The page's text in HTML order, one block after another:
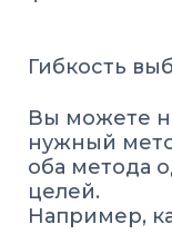
Гибкость
Вы можете
нужный
оба метода
целей.
Например,